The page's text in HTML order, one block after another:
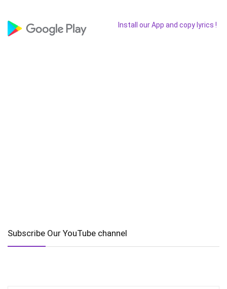
Install our App and copy lyrics !
Subscribe Our YouTube channel